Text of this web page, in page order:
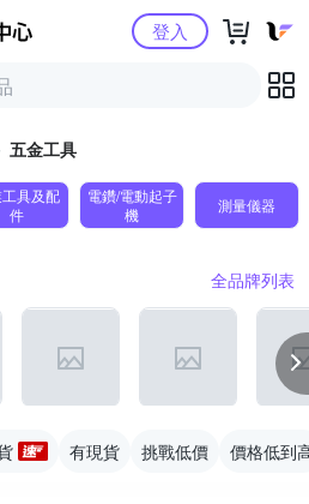
Yahoo購物中心登入
五金工具
具及配
件
電鑽/電動起子
機
測量儀器
全品牌列表
有現貨 挑戰低價 價格低到